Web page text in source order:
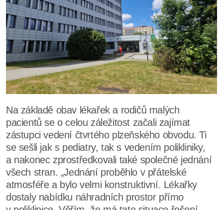
Na základě obav lékařek a rodičů malých
pacientů se o celou záležitost začali zajímat
zástupci vedení čtvrtého plzeňského obvodu. Ti
se sešli jak s pediatry, tak s vedením polikliniky,
a nakonec zprostředkovali také společné jednání
všech stran. „Jednání proběhlo v přátelské
atmosféře a bylo velmi konstruktivní. Lékařky
dostaly nabídku náhradních prostor přímo